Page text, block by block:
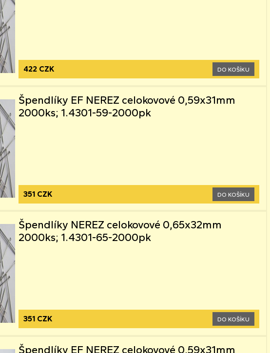
422 CZK DO KOŠÍKU
Špendlíky EF NEREZ celokovové 0,59x31mm
2000ks; 1.4301-59-2000pk
351 CZK DO KOŠÍKU
Špendlíky NEREZ celokovové 0,65x32mm
2000ks; 1.4301-65-2000pk
351 CZK DO KOŠÍKU
Špendlíky EF NEREZ celokovové 0,59x31mm